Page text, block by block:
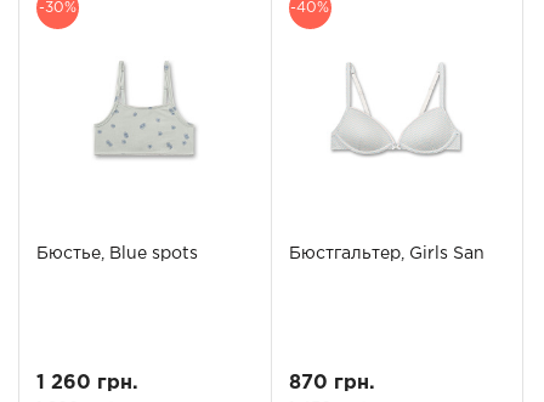
-30%
Бюстье, Blue spots
1 260 грн.
-40%
Бюстгальтер, Girls San
870 грн.